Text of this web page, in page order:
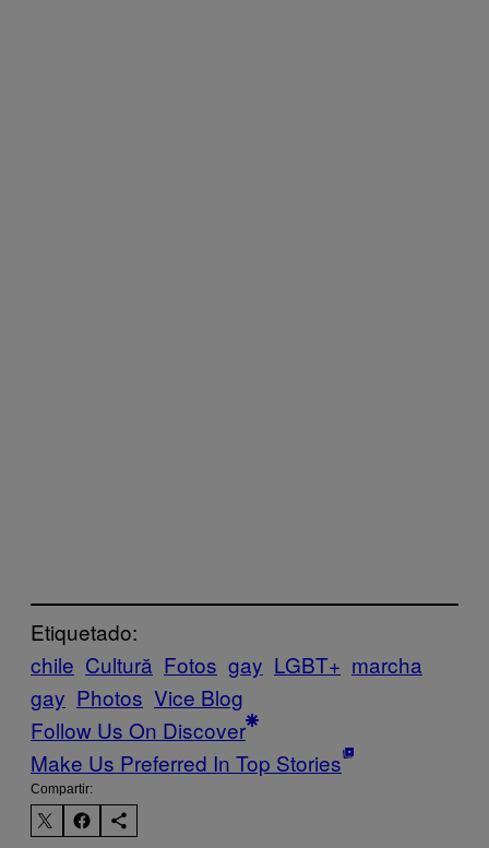
Etiquetado:
chile Cultură Fotos gay LGBT+ marcha
gay Photos Vice Blog
Follow Us On Discover
Make Us Preferred In Top Stories
Compartir: